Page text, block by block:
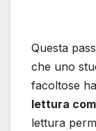
Questa
che uno
facoltose
lettura
lettura